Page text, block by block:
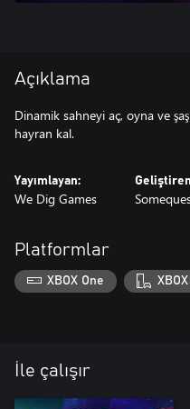
Açıklama
Dinamik sahneyi aç, oyna ve
hayran kal.
Yayımlayan:
We Dig Games
Platformlar
XBOX One
İle çalışır